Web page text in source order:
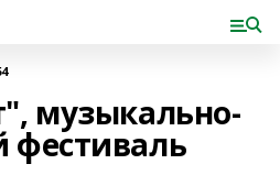
музыкально-
фестиваль